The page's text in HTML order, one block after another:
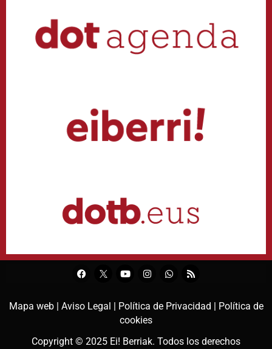
Mapa web | Aviso Legal | Política de Privacidad |
Política de
cookies
Copyright © 2025 Ei! Berriak. Todos los derechos